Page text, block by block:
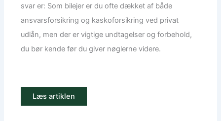
svar er: Som bilejer er du ofte dækket af både
ansvarsforsikring og kaskoforsikring ved privat
udlån, men der er vigtige undtagelser og forbehold,
du bør kende før du giver nøglerne videre.
Læs artiklen